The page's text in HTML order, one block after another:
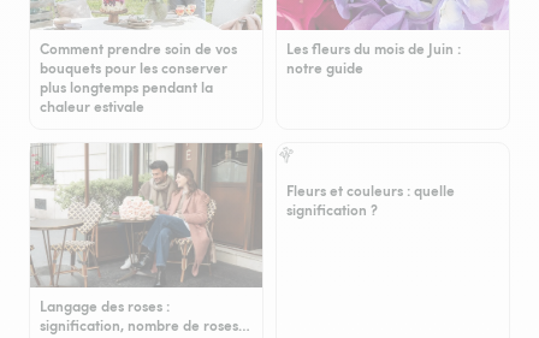
Comment prendre soin de vos
bouquets pour les conserver
plus longtemps pendant la
chaleur estivale
Les fleurs du mois de Juin :
notre guide
Langage des roses :
signification, nombre de roses…
Fleurs et couleurs : quelle
signification ?